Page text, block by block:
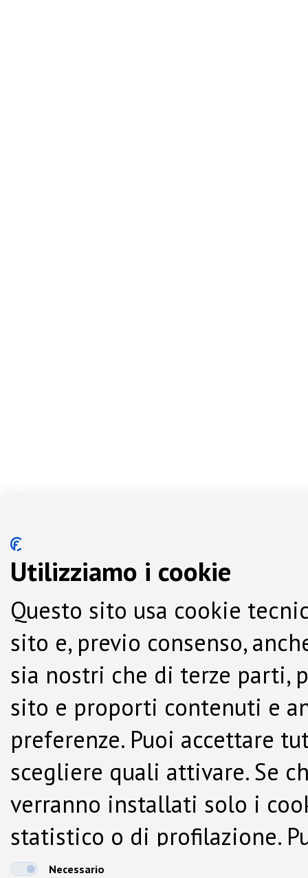
Utilizziamo i cookie
Questo sito usa cookie
sito e, previo consenso,
sia nostri che di terze parti,
sito e proporti contenuti e
preferenze. Puoi accettare
scegliere quali attivare. Se
verranno installati solo i
statistico o di profilazione.
dalla Cookie Policy.
Necessario